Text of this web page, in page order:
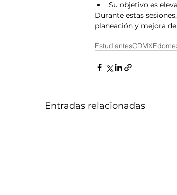
Su objetivo es
Durante estas
planeación y mejora de
EstudiantesCDMX
Entradas relacionadas